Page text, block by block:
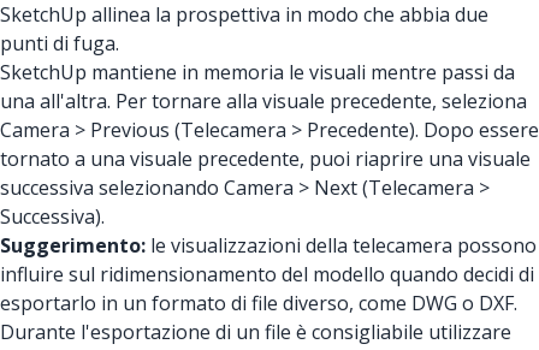
SketchUp allinea la prospettiva in modo che abbia due
punti di fuga.
SketchUp mantiene in memoria le visuali mentre passi da
una all'altra. Per tornare alla visuale precedente, seleziona
Camera > Previous (Telecamera > Precedente). Dopo essere
tornato a una visuale precedente, puoi riaprire una visuale
successiva selezionando Camera > Next (Telecamera >
Successiva).
Suggerimento: le visualizzazioni della telecamera possono
influire sul ridimensionamento del modello quando decidi di
esportarlo in un formato di file diverso, come DWG o DXF.
Durante l'esportazione di un file è consigliabile utilizzare